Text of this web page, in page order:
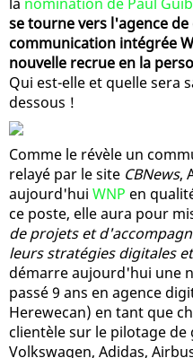
se tourne vers l'agence
communication intégrée
nouvelle recrue en la
Qui est-elle et quelle sera
dessous !
Comme le révèle un
relayé par le site CBNews,
aujourd'hui WNP en
ce poste, elle aura pour
de projets et
leurs stratégies digitales
démarre aujourd'hui une
passé 9 ans en agence
Herewecan) en tant que
clientèle sur le pilotage
Volkswagen, Adidas,